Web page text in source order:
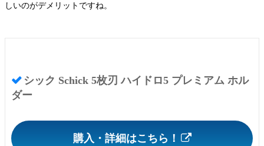
しいのがデメリットですね。
シック Schick 5枚刃 ハイドロ5 プレミアム ホル
ダー
購入・詳細はこちら！